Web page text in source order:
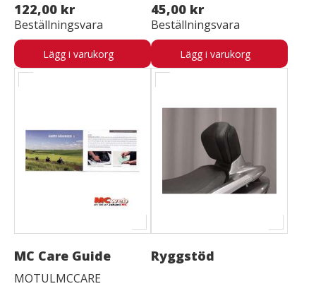
122,00 kr
Beställningsvara
Lägg i varukorg
45,00 kr
Beställningsvara
Lägg i varukorg
MC Care Guide
MOTULMCCARE
Ryggstöd